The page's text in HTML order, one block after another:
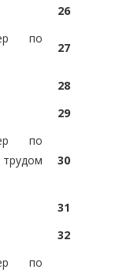
26
по
27
28
29
по
30
31
32
по